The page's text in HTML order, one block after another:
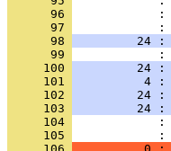
      96
            :
      97
      98
24 :
      99
     100
24 :
     101
4 :
     102
24 :
     103
24 :
     104
            :
     105